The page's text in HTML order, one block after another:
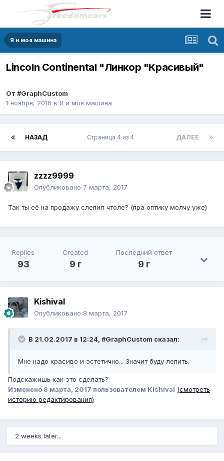
Я и моя машина
Lincoln Continental "Линкор "Красивый"
От #GraphCustom
1 ноября, 2016 в Я и моя машина
НАЗАД ДАЛЕЕ
Страница 4 из 4
zzzz9999
Опубликовано 7 марта, 2017
Так ты её на продажу слепил чтоле? (пра оптику молчу уже)
Replies
93
Created
9 г
Последний ответ
9 г
Kishival
Опубликовано 8 марта, 2017
В 21.02.2017 в 12:24, #GraphCustom сказал:
Мне надо красиво и эстетично... Значит буду лепить.
Подскажишь как это сделать?
Изменено 8 марта, 2017 пользователем Kishival (смотреть
историю редактирования)
2 weeks later...